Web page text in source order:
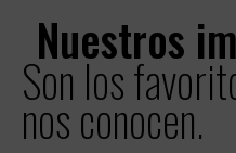
Nuestros
Son los
nos conocen.